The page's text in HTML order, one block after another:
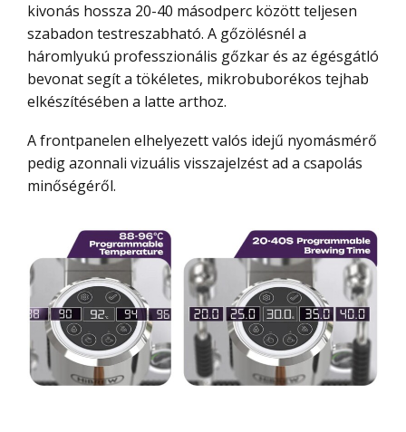
kivonás hossza 20-40 másodperc között teljesen
szabadon testreszabható. A gőzölésnél a
háromlyukú professzionális gőzkar és az égésgátló
bevonat segít a tökéletes, mikrobuborékos tejhab
elkészítésében a latte arthoz.
A frontpanelen elhelyezett valós idejű nyomásmérő
pedig azonnali vizuális visszajelzést ad a csapolás
minőségéről.